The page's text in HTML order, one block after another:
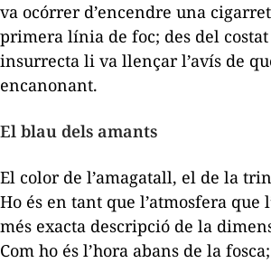
va ocórrer d’encendre una
primera línia de foc; des del
insurrecta li va llençar l’avís de
encanonant.
El blau dels amants
El color de l’amagatall, el de la
Ho és en tant que l’atmosfera que
més exacta descripció de la
Com ho és l’hora abans de la